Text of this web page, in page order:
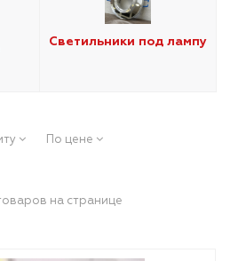
Светильники под лампу
По цене
на странице